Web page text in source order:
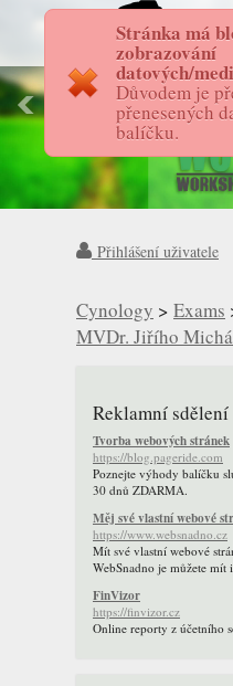
Stránka má
zobrazování
datových/
Důvodem je
přenesených
balíčku.
Přihlášení uživatele
Cynology > Exams
MVDr. Jiřího
Reklamní sdělení
Tvorba webových stránek
https://blog.pageride.com
Poznejte výhody balíčku
30 dnů ZDARMA.
Měj své vlastní webové
https://www.websnadno.cz
Mít své vlastní webové
WebSnadno je můžete mít
FinVizor
https://finvizor.cz
Online reporty z účetního